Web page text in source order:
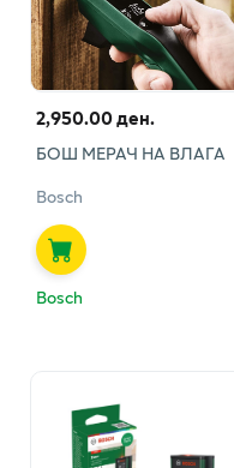
2,950.00 ден.
БОШ МЕРАЧ НА ВЛАГА
Bosch
Bosch